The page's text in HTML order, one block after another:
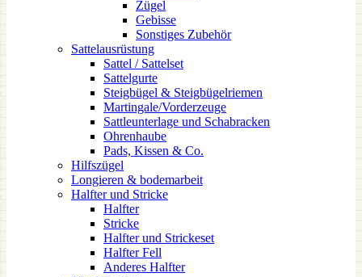
Zügel
Gebisse
Sonstiges Zubehör
Sattelausrüstung
Sattel / Sattelset
Sattelgurte
Steigbügel & Steigbügelriemen
Martingale/Vorderzeuge
Sattleunterlage und Schabracken
Ohrenhaube
Pads, Kissen & Co.
Hilfszügel
Longieren & bodemarbeit
Halfter und Stricke
Halfter
Stricke
Halfter und Strickeset
Halfter Fell
Anderes Halfter